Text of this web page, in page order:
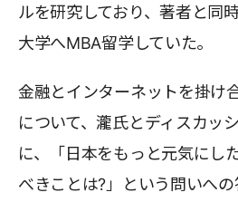
ルを研究しており、著者と同
大学へMBA留学していた。
金融とインターネットを掛け
について、瀧氏とディスカッ
に、「日本をもっと元気にし
べきことは?」という問いへ